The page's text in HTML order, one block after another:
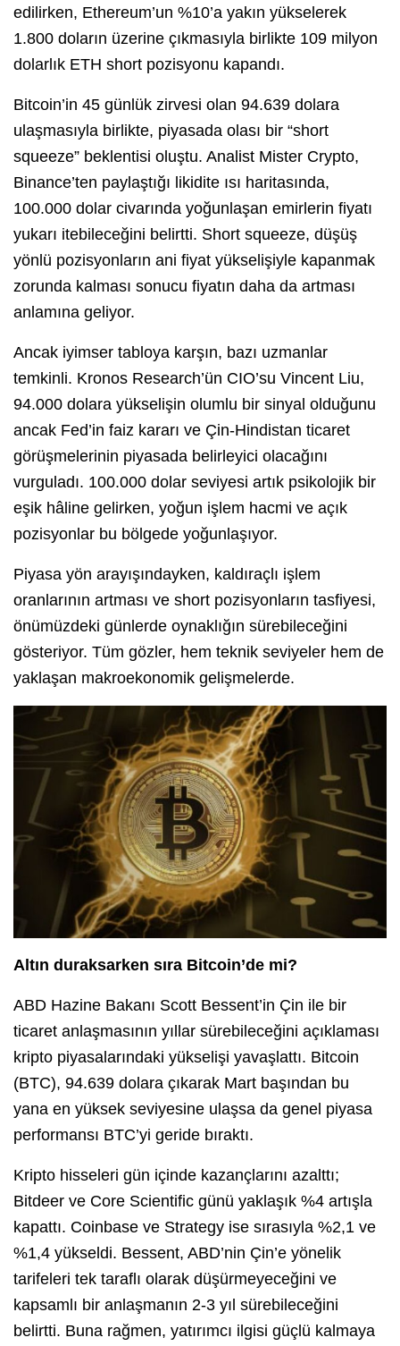
edilirken, Ethereum’un %10’a yakın yükselerek
1.800 doların üzerine çıkmasıyla birlikte 109 milyon
dolarlık ETH short pozisyonu kapandı.
Bitcoin’in 45 günlük zirvesi olan 94.639 dolara
ulaşmasıyla birlikte, piyasada olası bir “short
squeeze” beklentisi oluştu. Analist Mister Crypto,
Binance’ten paylaştığı likidite ısı haritasında,
100.000 dolar civarında yoğunlaşan emirlerin fiyatı
yukarı itebileceğini belirtti. Short squeeze, düşüş
yönlü pozisyonların ani fiyat yükselişiyle kapanmak
zorunda kalması sonucu fiyatın daha da artması
anlamına geliyor.
Ancak iyimser tabloya karşın, bazı uzmanlar
temkinli. Kronos Research’ün CIO’su Vincent Liu,
94.000 dolara yükselişin olumlu bir sinyal olduğunu
ancak Fed’in faiz kararı ve Çin-Hindistan ticaret
görüşmelerinin piyasada belirleyici olacağını
vurguladı. 100.000 dolar seviyesi artık psikolojik bir
eşik hâline gelirken, yoğun işlem hacmi ve açık
pozisyonlar bu bölgede yoğunlaşıyor.
Piyasa yön arayışındayken, kaldıraçlı işlem
oranlarının artması ve short pozisyonların tasfiyesi,
önümüzdeki günlerde oynaklığın sürebileceğini
gösteriyor. Tüm gözler, hem teknik seviyeler hem de
yaklaşan makroekonomik gelişmelerde.
Altın duraksarken sıra Bitcoin’de mi?
ABD Hazine Bakanı Scott Bessent’in Çin ile bir
ticaret anlaşmasının yıllar sürebileceğini açıklaması
kripto piyasalarındaki yükselişi yavaşlattı. Bitcoin
(BTC), 94.639 dolara çıkarak Mart başından bu
yana en yüksek seviyesine ulaşsa da genel piyasa
performansı BTC’yi geride bıraktı.
Kripto hisseleri gün içinde kazançlarını azalttı;
Bitdeer ve Core Scientific günü yaklaşık %4 artışla
kapattı. Coinbase ve Strategy ise sırasıyla %2,1 ve
%1,4 yükseldi. Bessent, ABD’nin Çin’e yönelik
tarifeleri tek taraflı olarak düşürmeyeceğini ve
kapsamlı bir anlaşmanın 2-3 yıl sürebileceğini
belirtti. Buna rağmen, yatırımcı ilgisi güçlü kalmaya